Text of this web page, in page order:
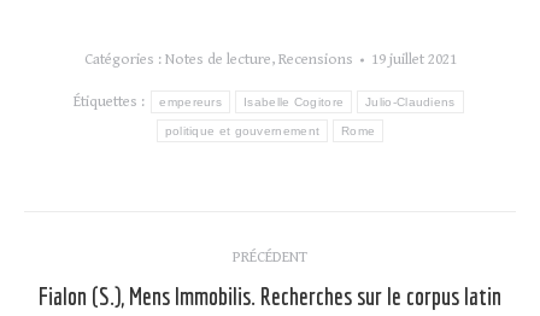
Catégories : Notes de lecture, Recensions 19 juillet 2021
Étiquettes : empereurs Isabelle Cogitore Julio-Claudiens
politique et gouvernement Rome
article
PRÉCÉDENT
Fialon (S.), Mens Immobilis. Recherches sur le corpus latin